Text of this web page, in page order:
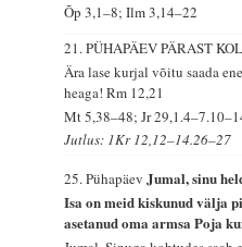
Õp 3,1–8; Ilm 3,14–22
21. PÜHAPÄEV PÄRAST
Ära lase kurjal võitu saada
heaga!Rm 12,21
Mt 5,38–48; Jr
Jutlus: 1Kr 12,12–14.26–27
25. PühapäevJumal, sinu
Isa on meid kiskunud välja
asetanud oma armsa Poja